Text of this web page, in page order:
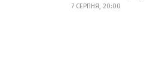
7 СЕРПНЯ, 20:00